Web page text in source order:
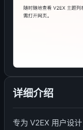
详细介绍
专为 V2EX 用户设